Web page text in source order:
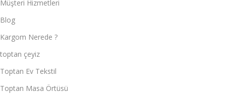
Müşteri Hizmetleri
Blog
Kargom Nerede ?
toptan çeyiz
Toptan Ev Tekstil
Toptan Masa Örtüsü